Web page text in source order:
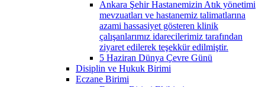
Ankara Şehir Hastanemizin Atık yönetimi
mevzuatları ve hastanemiz talimatlarına
azami hassasiyet gösteren klinik
çalışanlarımız idarecilerimiz tarafından
ziyaret edilerek teşekkür edilmiştir.
5 Haziran Dünya Çevre Günü
Disiplin ve Hukuk Birimi
Eczane Birimi